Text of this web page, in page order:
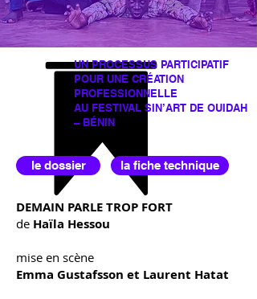
UN PROCESSUS PARTICIPATIF
POUR UNE CRÉATION
PROFESSIONNELLE
AU FESTIVAL SIN’ART DE OUIDAH
– BÉNIN
le dossier la fiche technique
DEMAIN PARLE TROP FORT
de Haïla Hessou
mise en scène
Emma Gustafsson et Laurent Hatat